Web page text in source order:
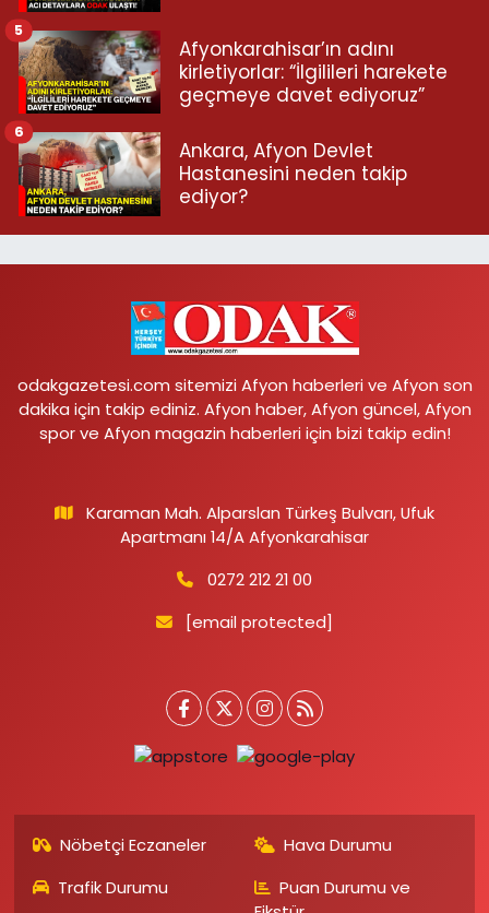
Afyonkarahisar’ın adını
kirletiyorlar: “İlgilileri harekete
geçmeye davet ediyoruz”
5
Ankara, Afyon Devlet
Hastanesini neden takip
ediyor?
6
odakgazetesi.com sitemizi Afyon haberleri ve Afyon son
dakika için takip ediniz. Afyon haber, Afyon güncel, Afyon
spor ve Afyon magazin haberleri için bizi takip edin!
Karaman Mah. Alparslan Türkeş Bulvarı, Ufuk
Apartmanı 14/A Afyonkarahisar
0272 212 21 00
[email protected]
Nöbetçi Eczaneler
Hava Durumu
Trafik Durumu
Puan Durumu ve